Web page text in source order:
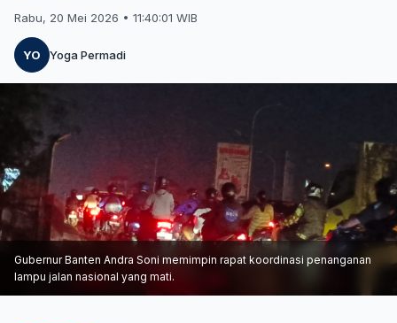
Rabu, 20 Mei 2026 • 11:40:01 WIB
YO Yoga Permadi
Gubernur Banten Andra Soni memimpin rapat koordinasi penanganan
lampu jalan nasional yang mati.